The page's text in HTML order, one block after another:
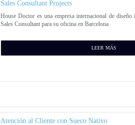
Sales Consultant Projects
House Doctor es una empresa internacional de
Sales Consultant para su oficina en Barcelona.
LEER MÁS
Atención al Cliente con Sueco Nativo